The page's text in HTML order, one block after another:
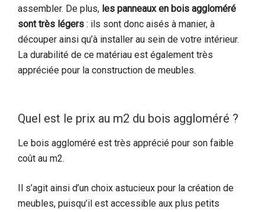
assembler. De plus, les panneaux en bois aggloméré
sont très légers : ils sont donc aisés à manier, à
découper ainsi qu’à installer au sein de votre intérieur.
La durabilité de ce matériau est également très
appréciée pour la construction de meubles.
Quel est le prix au m2 du bois aggloméré ?
Le bois aggloméré est très apprécié pour son faible
coût au m2.
Il s’agit ainsi d’un choix astucieux pour la création de
meubles, puisqu’il est accessible aux plus petits